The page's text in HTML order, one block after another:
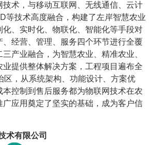
技术，与移动互联网、无线通信、云计
等技术高度融合，构建了左岸智慧农业
化、实时化、物联化、智能化等手段对
、经营、管理、服务四个环节进行全覆
产业融合，为智慧农业、精准农业、
业提供整体解决方案，工程项目遍布全
区，从系统架构、功能设计、方案优
本控制到售后服务都为物联网技术在农
广应用奠定了坚实的基础，成为客户信
术有限公司